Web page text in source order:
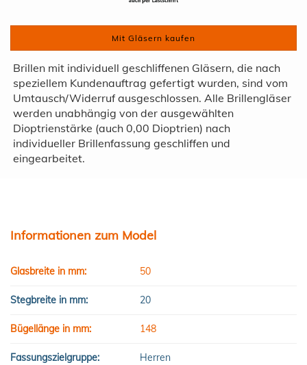
Mit Gläsern kaufen
Brillen mit individuell geschliffenen Gläsern, die nach
speziellem Kundenauftrag gefertigt wurden, sind vom
Umtausch/Widerruf ausgeschlossen. Alle Brillengläser
werden unabhängig von der ausgewählten
Dioptrienstärke (auch 0,00 Dioptrien) nach
individueller Brillenfassung geschliffen und
eingearbeitet.
Informationen zum Model
Glasbreite in mm: 50
Stegbreite in mm: 20
Bügellänge in mm: 148
Fassungszielgruppe: Herren